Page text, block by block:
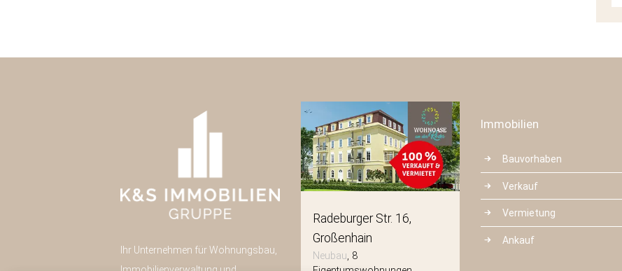
Ihr Unternehmen für Wohnungsbau,
Pulsnitzer Straße 40
Neubau
43
Radeburger Str. 16
Großenhain
Neubau 8
Mittelstraße 3
Radeberg
Immobilien
Bauvorhaben
Verkauf
Vermietung
Ankauf